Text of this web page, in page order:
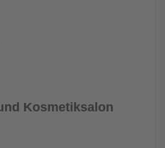
Kosmetiksalon